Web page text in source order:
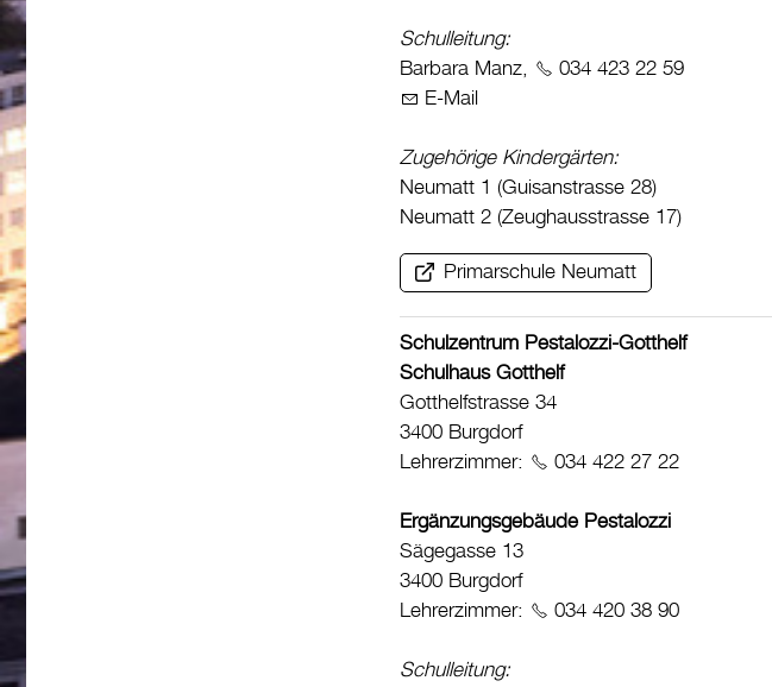
Schulleitung:
Barbara Manz,
034 423 22 59
E-Mail
Zugehörige Kindergärten:
Neumatt 1 (Guisanstrasse 28)
Neumatt 2 (Zeughausstrasse 17)
Primarschule Neumatt
Schulzentrum Pestalozzi-Gotthelf
Schulhaus Gotthelf
Gotthelfstrasse 34
3400 Burgdorf
Lehrerzimmer:
034 422 27 22
Ergänzungsgebäude Pestalozzi
Sägegasse 13
3400 Burgdorf
Lehrerzimmer:
034 420 38 90
Schulleitung: